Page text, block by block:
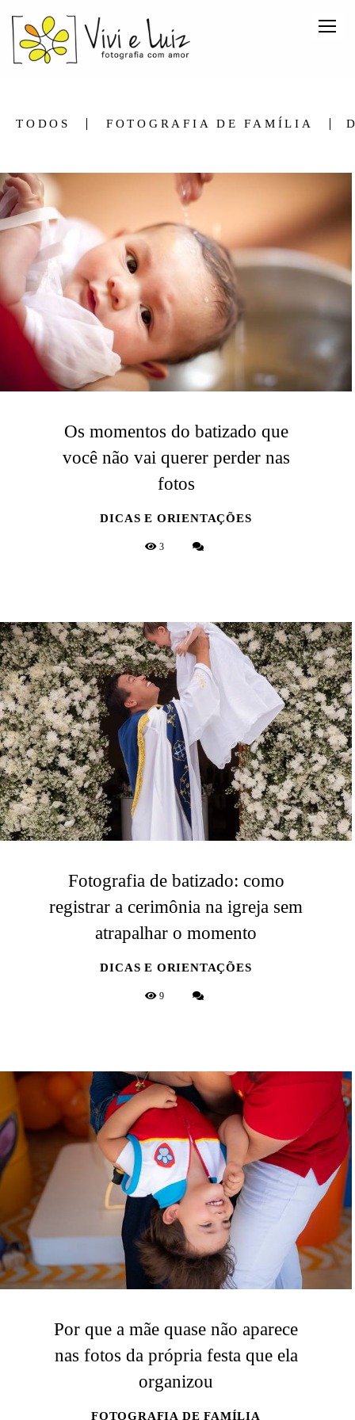
TODOS FOTOGRAFIA DE FAMÍLIA
Os momentos do batizado que
você não vai querer perder nas
fotos
DICAS E ORIENTAÇÕES
3
Fotografia de batizado: como
registrar a cerimônia na igreja sem
atrapalhar o momento
DICAS E ORIENTAÇÕES
9
Por que a mãe quase não aparece
nas fotos da própria festa que ela
organizou
FOTOGRAFIA DE FAMÍLIA